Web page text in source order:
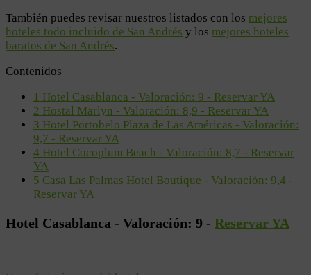
También puedes revisar nuestros listados con los mejores
hoteles todo incluido de San Andrés y los mejores hoteles
baratos de San Andrés.
Contenidos
1 Hotel Casablanca - Valoración: 9 - Reservar YA
2 Hostal Marlyn - Valoración: ​8,9 - Reservar YA
3 Hotel Portobelo Plaza de Las Américas - Valoración:
9,7 - Reservar YA
4 Hotel Cocoplum Beach - Valoración: 8,7 - Reservar
YA
5 Casa Las Palmas Hotel Boutique - Valoración: 9,4 -
Reservar YA
Hotel Casablanca - Valoración: 9 - Reservar YA